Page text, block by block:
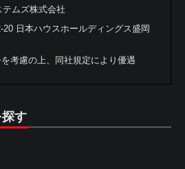
ムズ株式会社
日本ハウスホールディングス盛岡
考慮の上、同社規定により優遇
す